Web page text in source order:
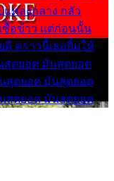
แหลงกลาง กลัว
ซื้อข้าว แต่ก่อนนั้น
ดี คราวนี้เธอยิ้มให้
สุดยอด มันสุดยอด
สุดยอด มันสุดยอด
สุดยอด มันสุดยอด